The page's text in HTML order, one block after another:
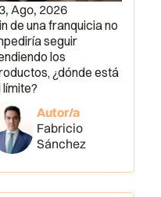
Ago, 2026
de una franquicia no
seguir
los
¿dónde está
límite?
Autor/a
Fabricio
Sánchez